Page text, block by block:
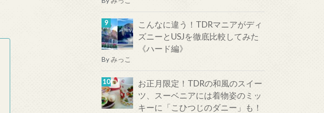
こんなに違う！TDRマニアがディ
ズニーとUSJを徹底比較してみた
《ハード編》
Byみっこ
お正月限定！TDRの和風のスイー
ツ、スーベニアには着物姿のミッ
キーに「こひつじのダニー」も！